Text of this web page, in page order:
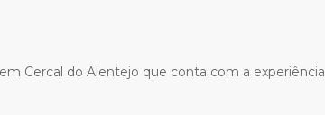
Cercal do Alentejo que conta com a experiência